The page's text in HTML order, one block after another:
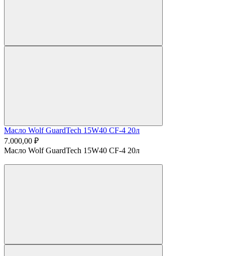
Масло Wolf GuardTech 15W40 CF-4 20л
7.000,00 ₽
Масло Wolf GuardTech 15W40 CF-4 20л